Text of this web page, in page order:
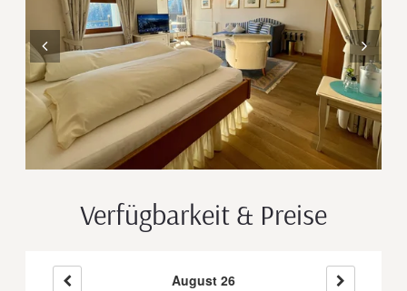
Verfügbarkeit & Preise
August 26